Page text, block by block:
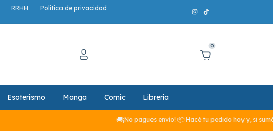
RRHH
Política de privacidad
0
Esoterismo Manga Comic Librería
🚚¡No pagues envío! 📦 Hacé tu pedido hoy y, si